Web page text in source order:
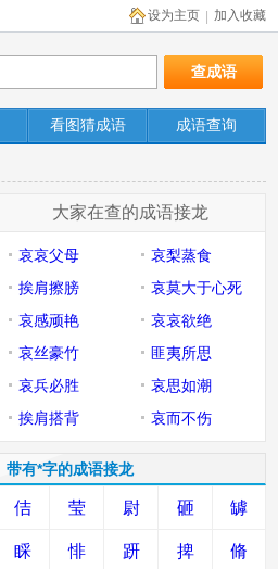
加入收藏
设为主页
看图猜成语 成语查询
大家在查的成语接龙
哀哀父母
哀梨蒸食
挨肩擦膀
哀莫大于心死
哀感顽艳
哀哀欲绝
哀丝豪竹
匪夷所思
哀兵必胜
哀思如潮
挨肩搭背
哀而不伤
带有*字的成语接龙
佶 莹 尉 砸 罅
睬 悱 趼 捭 脩